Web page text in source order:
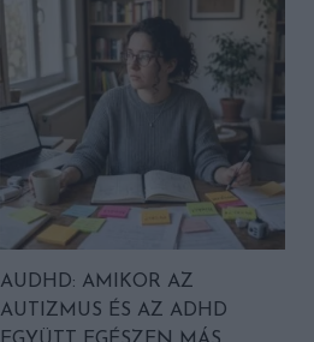
AUDHD: AMIKOR AZ
AUTIZMUS ÉS AZ ADHD